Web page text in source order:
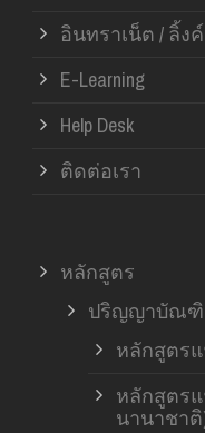
อินทราเน็ต / ลิ้งค์
E-Learning
Help Desk
ติดต่อเรา
หลักสูตร
ปริญญาบัณ
หลักสูตร
หลักสูตร
นานาชา